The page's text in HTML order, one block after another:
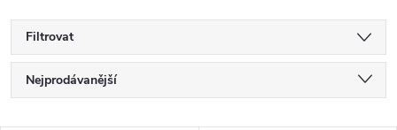
Filtrovat
Ř
Nejprodávanější